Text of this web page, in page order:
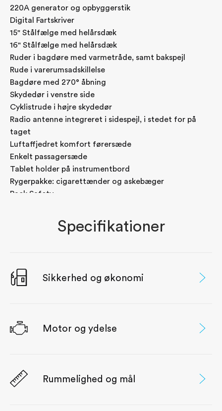
• Blind-Spot-Detection med Rear Traffic Alert
• El-sammenklappelige sidespejle med vidvinkel og
varme
Lys
• LED forlygter
• Lys og regnsensor
• Automatisk fjernlys
• Tågelygter der tænder når bilen drejer
Varme
• Opvarmet forrude
• Varme i førersæde
Køling
• Aircondition på diesel
• Klima på e-Boxer
Komfort
sikkerhedssystemer
varme
220A generator og opbyggerstik
Digital Fartskriver
15" Stålfælge med helårsdæk
16" Stålfælge med helårsdæk
Ruder i bagdøre med varmetråde, samt bakspejl
Rude i varerumsadskillelse
Bagdøre med 270° åbning
Skydedør i venstre side
Cyklistrude i højre skydedør
Radio antenne integreret i sidespejl, i stedet for på
taget
Luftaffjedret komfort førersæde
Enkelt passagersæde
Tablet holder på instrumentbord
Rygerpakke: cigarettænder og askebæger
Pack Safety
Side- og gardinairbags, inkl. passagerairbag
Alarm med superlåsSpecifikationer
Sikkerhed og økonomi
Motor og ydelse
Rummelighed og mål